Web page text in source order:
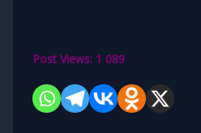
Post Views: 1 089